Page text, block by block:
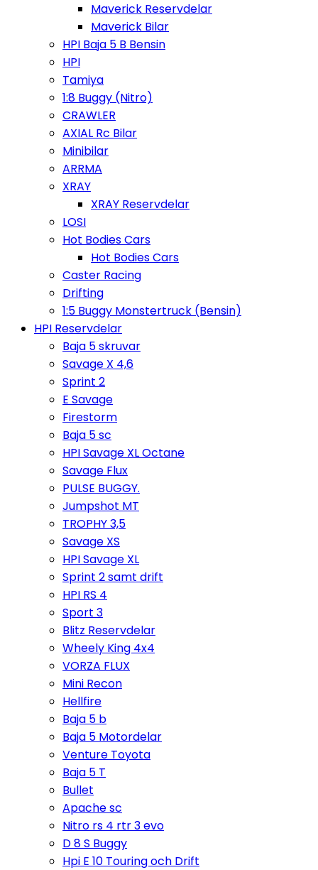
Maverick Reservdelar
Maverick Bilar
HPI Baja 5 B Bensin
HPI
Tamiya
1:8 Buggy (Nitro)
CRAWLER
AXIAL Rc Bilar
Minibilar
ARRMA
XRAY
XRAY Reservdelar
LOSI
Hot Bodies Cars
Hot Bodies Cars
Caster Racing
Drifting
1:5 Buggy Monstertruck (Bensin)
HPI Reservdelar
Baja 5 skruvar
Savage X 4,6
Sprint 2
E Savage
Firestorm
Baja 5 sc
HPI Savage XL Octane
Savage Flux
PULSE BUGGY.
Jumpshot MT
TROPHY 3,5
Savage XS
HPI Savage XL
Sprint 2 samt drift
HPI RS 4
Sport 3
Blitz Reservdelar
Wheely King 4x4
VORZA FLUX
Mini Recon
Hellfire
Baja 5 b
Baja 5 Motordelar
Venture Toyota
Baja 5 T
Bullet
Apache sc
Nitro rs 4 rtr 3 evo
D 8 S Buggy
Hpi E 10 Touring och Drift